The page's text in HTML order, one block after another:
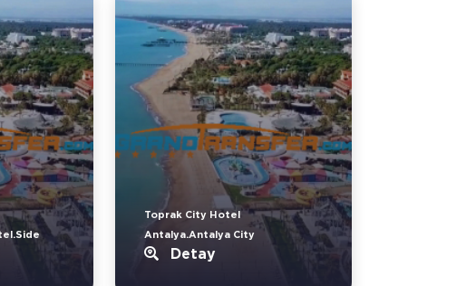
Toprak City Hotel
Antalya.Antalya City
Detay